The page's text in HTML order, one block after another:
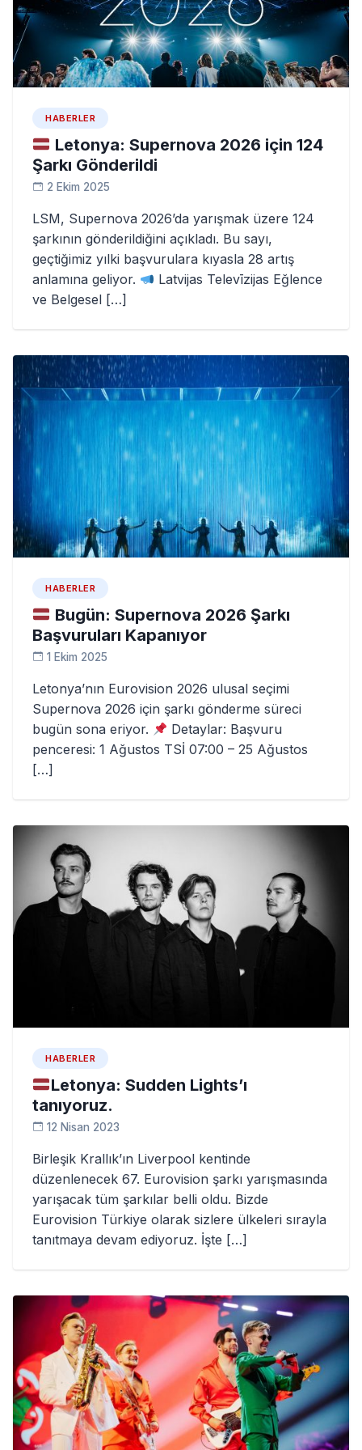
HABERLER
Letonya: Supernova 2026 için 124
Şarkı Gönderildi
2 Ekim 2025
LSM, Supernova 2026’da yarışmak üzere 124
şarkının gönderildiğini açıkladı. Bu sayı,
geçtiğimiz yılki başvurulara kıyasla 28 artış
anlamına geliyor.
Latvijas Televīzijas Eğlence
ve Belgesel […]
HABERLER
Bugün: Supernova 2026 Şarkı
Başvuruları Kapanıyor
1 Ekim 2025
Letonya’nın Eurovision 2026 ulusal seçimi
Supernova 2026 için şarkı gönderme süreci
bugün sona eriyor.
Detaylar: Başvuru
penceresi: 1 Ağustos TSİ 07:00 – 25 Ağustos
[…]
HABERLER
Letonya: Sudden Lights’ı
tanıyoruz.
12 Nisan 2023
Birleşik Krallık’ın Liverpool kentinde
düzenlenecek 67. Eurovision şarkı yarışmasında
yarışacak tüm şarkılar belli oldu. Bizde
Eurovision Türkiye olarak sizlere ülkeleri sırayla
tanıtmaya devam ediyoruz. İşte […]